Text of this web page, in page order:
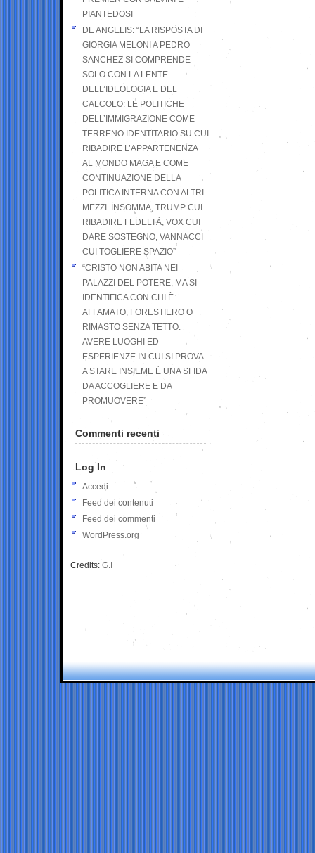
PIANTEDOSI
DE ANGELIS: “LA RISPOSTA DI
GIORGIA MELONI A PEDRO
SANCHEZ SI COMPRENDE
SOLO CON LA LENTE
DELL’IDEOLOGIA E DEL
CALCOLO: LE POLITICHE
DELL’IMMIGRAZIONE COME
TERRENO IDENTITARIO SU CUI
RIBADIRE L’APPARTENENZA
AL MONDO MAGA E COME
CONTINUAZIONE DELLA
POLITICA INTERNA CON ALTRI
MEZZI. INSOMMA, TRUMP CUI
RIBADIRE FEDELTÀ, VOX CUI
DARE SOSTEGNO, VANNACCI
CUI TOGLIERE SPAZIO”
“CRISTO NON ABITA NEI
PALAZZI DEL POTERE, MA SI
IDENTIFICA CON CHI È
AFFAMATO, FORESTIERO O
RIMASTO SENZA TETTO.
AVERE LUOGHI ED
ESPERIENZE IN CUI SI PROVA
A STARE INSIEME È UNA SFIDA
DA ACCOGLIERE E DA
PROMUOVERE”
Commenti recenti
Log In
Accedi
Feed dei contenuti
Feed dei commenti
WordPress.org
Credits: G.I